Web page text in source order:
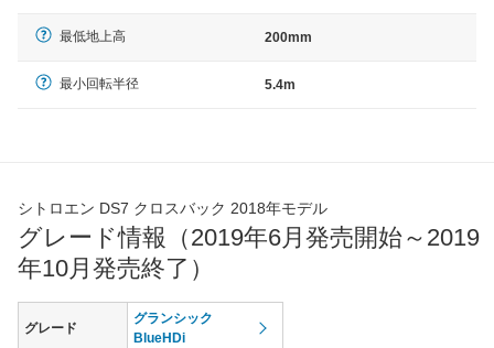
最低地上高 200mm
最小回転半径 5.4m
シトロエン DS7 クロスバック 2018年モデル
グレード情報（2019年6月発売開始～2019
年10月発売終了）
グレード
グランシック
BlueHDi